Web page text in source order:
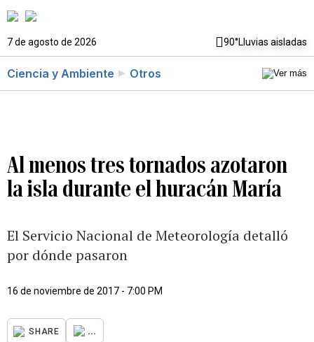
7 de agosto de 2026 90°Lluvias aisladas
Ciencia y Ambiente Otros
Al menos tres tornados azotaron
la isla durante el huracán María
El Servicio Nacional de Meteorología detalló
por dónde pasaron
16 de noviembre de 2017 - 7:00 PM
SHARE ...